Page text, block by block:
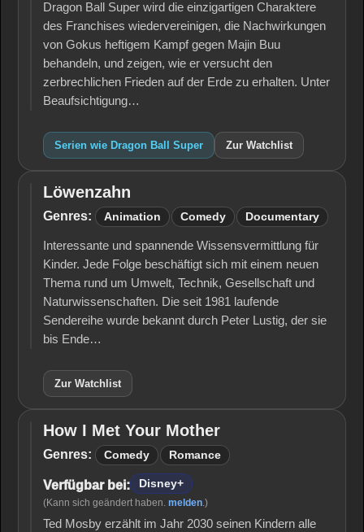
Dragon Ball Super wird die einzigartigen Charaktere
des Franchises wiedervereinigen, die Nachwirkungen
von Gokus heftigem Kampf gegen Majin Buu
behandeln, und zeigen, wie er versucht den
zerbrechlichen Frieden auf der Erde zu erhalten. Unter
Beaufsichtigung…
Serien wie Dragon Ball Super Zur Watchlist
Löwenzahn
Löwenzahn
Genres: Animation Comedy Documentary
Interessante und spannende Wissensvermittlung für
Kinder. Jede Folge beschäftigt sich mit einem neuen
Thema rund um Umwelt, Technik, Gesellschaft und
Naturwissenschaften. Die seit 1981 laufende
Sendereihe wurde bekannt durch Peter Lustig, der sie
bis Ende…
Zur Watchlist
How I
Met
Mother
How I Met Your Mother
Genres: Comedy Romance
Verfügbar bei: Disney+
(Kann sich geändert haben. melden.)
Ted Mosby erzählt im Jahr 2030 seinen Kindern alle